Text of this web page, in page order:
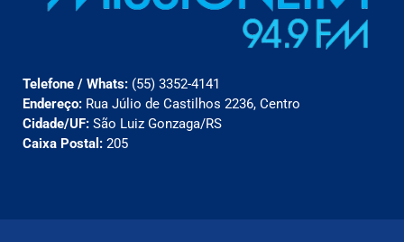
Telefone / Whats: (55) 3352-4141
Endereço: Rua Júlio de Castilhos 2236, Centro
Cidade/UF: São Luiz Gonzaga/RS
Caixa Postal: 205